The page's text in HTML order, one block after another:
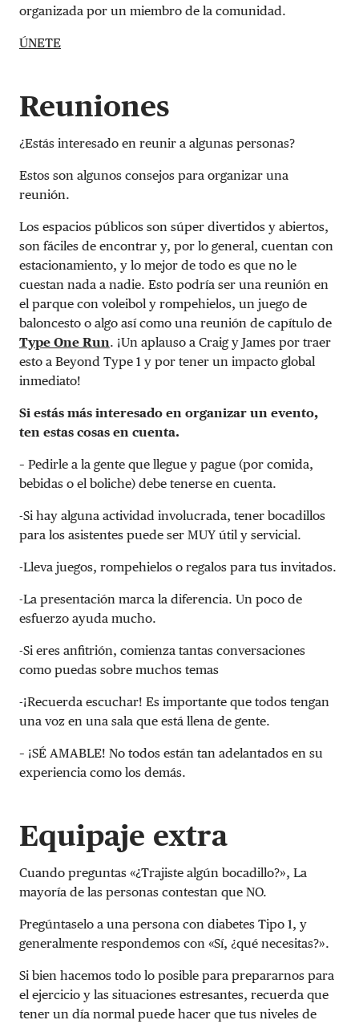
organizada por un miembro de la comunidad.
ÚNETE
Reuniones
¿Estás interesado en reunir a algunas personas?
Estos son algunos consejos para organizar una
reunión.
Los espacios públicos son súper divertidos y abiertos,
son fáciles de encontrar y, por lo general, cuentan con
estacionamiento, y lo mejor de todo es que no le
cuestan nada a nadie. Esto podría ser una reunión en
el parque con voleibol y rompehielos, un juego de
baloncesto o algo así como una reunión de capítulo de
Type One Run. ¡Un aplauso a Craig y James por traer
esto a Beyond Type 1 y por tener un impacto global
inmediato!
Si estás más interesado en organizar un evento,
ten estas cosas en cuenta.
– Pedirle a la gente que llegue y pague (por comida,
bebidas o el boliche) debe tenerse en cuenta.
-Si hay alguna actividad involucrada, tener bocadillos
para los asistentes puede ser MUY útil y servicial.
-Lleva juegos, rompehielos o regalos para tus invitados.
-La presentación marca la diferencia. Un poco de
esfuerzo ayuda mucho.
-Si eres anfitrión, comienza tantas conversaciones
como puedas sobre muchos temas
-¡Recuerda escuchar! Es importante que todos tengan
una voz en una sala que está llena de gente.
– ¡SÉ AMABLE! No todos están tan adelantados en su
experiencia como los demás.
Equipaje extra
Cuando preguntas «¿Trajiste algún bocadillo?», La
mayoría de las personas contestan que NO.
Pregúntaselo a una persona con diabetes Tipo 1, y
generalmente respondemos con «Sí, ¿qué necesitas?».
Si bien hacemos todo lo posible para prepararnos para
el ejercicio y las situaciones estresantes, recuerda que
tener un día normal puede hacer que tus niveles de